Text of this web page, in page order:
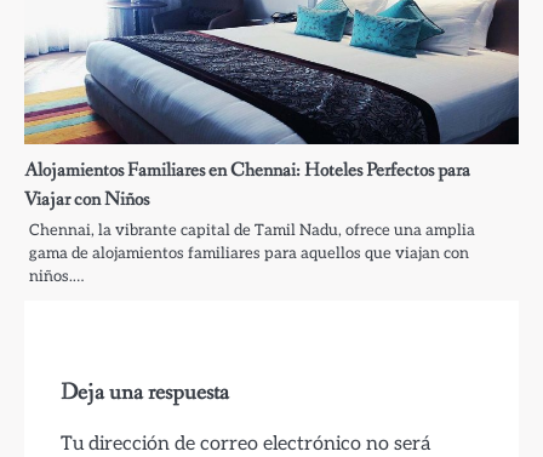
Alojamientos Familiares en Chennai: Hoteles Perfectos para
Viajar con Niños
Chennai, la vibrante capital de Tamil Nadu, ofrece una amplia
gama de alojamientos familiares para aquellos que viajan con
niños.…
Deja una respuesta
Tu dirección de correo electrónico no será